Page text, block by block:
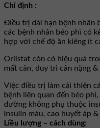
Chỉ định :
Ðiều trị dài hạn bệnh nhân
các bệnh nhân béo phì có
hợp với chế độ ăn kiêng ít
Orlistat còn có hiệu quả
mất cân, duy trì cân nặng
Việc điều trị làm cải thiện
bệnh liên quan đến béo
đường không phụ thuộc
insulin máu, cao huyết áp
Liều lượng – cách dùng: